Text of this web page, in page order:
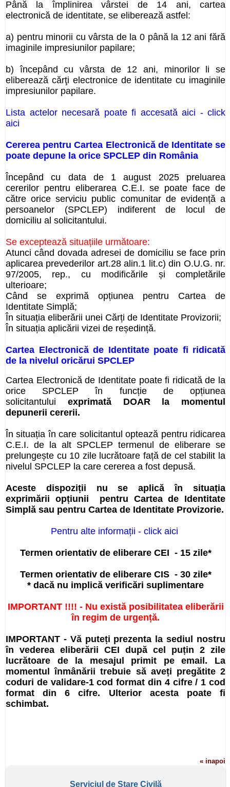
Până la împlinirea vârstei de 14 ani, cartea
electronică de identitate, se eliberează astfel:
a) pentru minorii cu vârsta de la 0 până la 12 ani fără
imaginile impresiunilor papilare;
b) începând cu vârsta de 12 ani, minorilor li se
eliberează cărţi electronice de identitate cu imaginile
impresiunilor papilare.
Lista actelor necesară poate fi accesată aici - click
aici
Cererea pentru Cartea Electronică de Identitate se
poate depune la orice SPCLEP din România
Începând cu data de 1 august 2025 preluarea
cererilor pentru eliberarea C.E.I. se poate face de
către orice serviciu public comunitar de evidență a
persoanelor (SPCLEP) indiferent de locul de
domiciliu al solicitantului.
Se exceptează situațiile următoare:
Atunci când dovada adresei de domiciliu se face prin
aplicarea prevederilor art.28 alin.1 lit.c) din O.U.G. nr.
97/2005, rep., cu modificările și completările
ulterioare;
Când se exprimă opțiunea pentru Cartea de
Identitate Simplă;
În situația eliberării unei Cărți de Identitate Provizorii;
În situația aplicării vizei de reședință.
Cartea Electronică de Identitate poate fi ridicată
de la nivelul oricărui SPCLEP
Cartea Electronică de Identitate poate fi ridicată de la
orice SPCLEP în funcție de opțiunea
solicitantului exprimată DOAR la momentul
depunerii cererii.
În situația în care solicitantul optează pentru ridicarea
C.E.I. de la alt SPCLEP termenul de eliberare se
prelungește cu 10 zile lucrătoare față de cel stabilit la
nivelul SPCLEP la care cererea a fost depusă.
Aceste dispoziții nu se aplică în situația
exprimării opțiunii pentru Cartea de Identitate
Simplă sau pentru Cartea de Identitate Provizorie.
Pentru alte informații - click aici
Termen orientativ de eliberare CEI - 15 zile*
Termen orientativ de eliberare CIS - 30 zile*
* dacă nu implică verificări suplimentare
IMPORTANT !!!! - Nu există posibilitatea eliberării
în regim de urgență.
IMPORTANT - Vă puteți prezenta la sediul nostru
în vederea eliberării CEI după cel puțin 2 zile
lucrătoare de la mesajul primit pe email. La
momentul înmânării trebuie să aveți pregătite 2
coduri de validare-1 cod format din 4 cifre / 1 cod
format din 6 cifre. Ulterior acesta poate fi
schimbat.
« inapoi
Serviciul de Stare Civilă